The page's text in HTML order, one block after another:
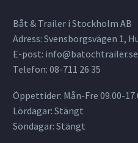
Båt & Trailer i Stockholm AB
Adress: Svensborgsvägen 1,
E-post: info@batochtrailer.se
Telefon: 08-711 26 35
Öppettider: Mån-Fre 09.00-
Lördagar: Stängt
Söndagar: Stängt